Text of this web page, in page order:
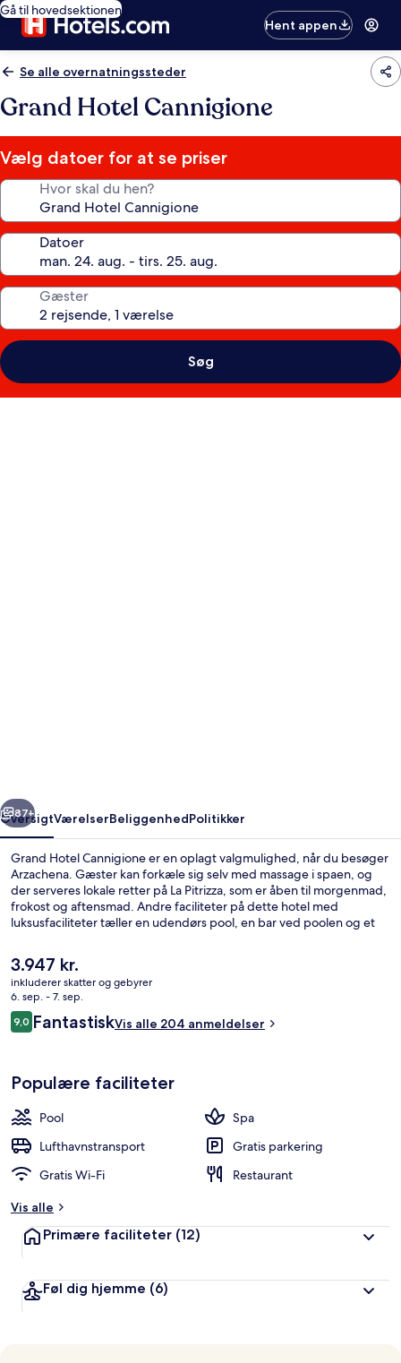
Gå til hovedsektionen
Hent appen
Se alle overnatningssteder
Grand Hotel Cannigione
Vælg datoer for at se priser
Hvor skal du hen?
Datoer
Gæster
Søg
Næste
87+
OversigtVærelserBeliggenhedPolitikker
Grand Hotel Cannigione er en oplagt valgmulighed, når du besøger
Arzachena. Gæster kan forkæle sig selv med massage i spaen, og
der serveres lokale retter på La Pitrizza, som er åben til morgenmad,
frokost og aftensmad. Andre faciliteter på dette hotel med
luksusfaciliteter tæller en udendørs pool, en bar ved poolen og et
personale.
Den
nuværende
pris
er
3.947 kr.
3.947 kr.
inkluderer skatter og gebyrer
6. sep. - 7. sep.
Anmeldelser
9,09,0 ud af 10.
FantastiskVis alle 204 anmeldelser
Populære faciliteter
Pool
Spa
Lufthavnstransport
Gratis parkering
Gratis Wi-Fi
Restaurant
Vis alle
Primære faciliteter (12)
Føl dig hjemme (6)